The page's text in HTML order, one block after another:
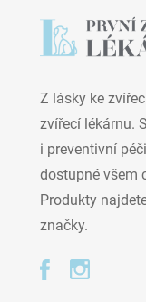
Z lásky ke
zvířecí lékárnu.
i preventivní
dostupné všem
Produkty
značky.